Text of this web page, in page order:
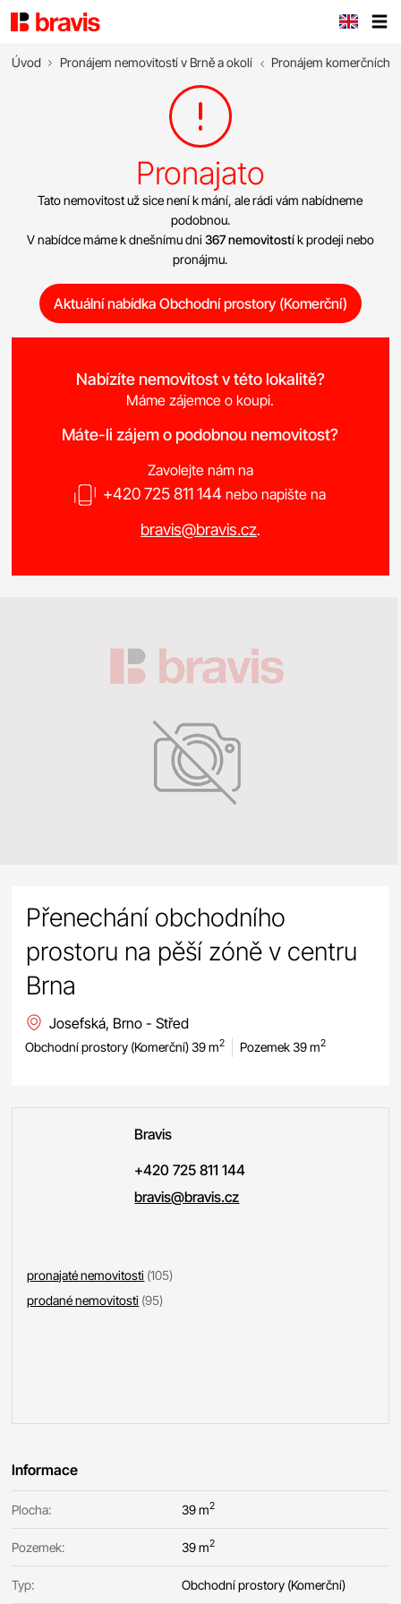
Úvod Pronájem nemovitostí v Brně a okolí Pronájem komerčních
Pronajato
Tato nemovitost už sice není k mání, ale rádi vám nabídneme
podobnou.
V nabídce máme k dnešnímu dni 367 nemovitostík prodeji nebo
pronájmu.
Aktuální nabídka Obchodní prostory (Komerční)
Nabízíte nemovitost v této lokalitě?
Máme zájemce o koupi.
Máte-li zájem o podobnou nemovitost?
Zavolejte nám na
+420 725 811 144 nebo napište na
bravis@bravis.cz.
Přenechání obchodního
prostoru na pěší zóně v centru
Brna
Josefská, Brno - Střed
Obchodní prostory (Komerční) 39 m2 Pozemek 39 m2
Bravis
+420 725 811 144
bravis@bravis.cz
pronajaté nemovitosti (105)
prodané nemovitosti (95)
Informace
Plocha: 39 m2
Pozemek: 39 m2
Typ: Obchodní prostory (Komerční)